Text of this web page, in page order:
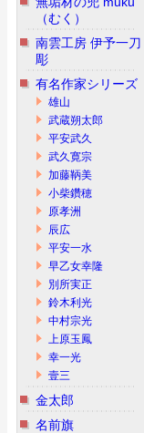
（むく）
南雲工房 伊予一刀
彫
有名作家シリーズ
雄山
武蔵朔太郎
平安武久
武久寛宗
加藤鞆美
小柴鑽穂
原孝洲
辰広
平安一水
早乙女幸隆
別所実正
鈴木利光
中村宗光
上原玉鳳
幸一光
壹三
金太郎
名前旗